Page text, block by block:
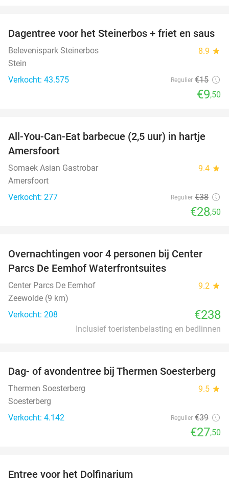
37%
Dagentree voor het Steinerbos + friet en saus
Belevenispark Steinerbos 8.9 star
Stein
Verkocht: 43.575
Regulier €15
€9,50
25%
All-You-Can-Eat barbecue (2,5 uur) in hartje
Amersfoort
Somaek Asian Gastrobar 9.4 star
Amersfoort
Verkocht: 277
Regulier €38
€28,50
Overnachtingen voor 4 personen bij Center
Parcs De Eemhof Waterfrontsuites
Center Parcs De Eemhof 9.2 star
Zeewolde (9 km)
Verkocht: 208
€238
Inclusief toeristenbelasting en bedlinnen
29%
Dag- of avondentree bij Thermen Soesterberg
Thermen Soesterberg 9.5 star
Soesterberg
Verkocht: 4.142
Regulier €39
€27,50
Entree voor het Dolfinarium